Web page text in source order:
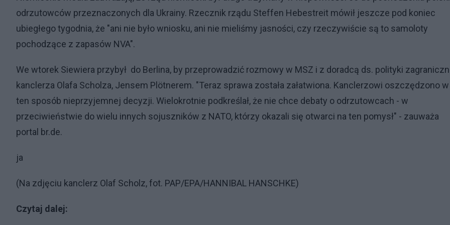
odrzutowców przeznaczonych dla Ukrainy. Rzecznik rządu Steffen Hebestreit mówił jeszcze pod koniec
ubiegłego tygodnia, że "ani nie było wniosku, ani nie mieliśmy jasności, czy rzeczywiście są to samoloty
pochodzące z zapasów NVA".
We wtorek Siewiera przybył do Berlina, by przeprowadzić rozmowy w MSZ i z doradcą ds. polityki
kanclerza Olafa Scholza, Jensem Plötnerem. "Teraz sprawa została załatwiona. Kanclerzowi oszczędzono w
ten sposób nieprzyjemnej decyzji. Wielokrotnie podkreślał, że nie chce debaty o odrzutowcach - w
przeciwieństwie do wielu innych sojuszników z NATO, którzy okazali się otwarci na ten pomysł" - zauważa
portal br.de.
ja
(Na zdjęciu kanclerz Olaf Scholz, fot. PAP/EPA/HANNIBAL HANSCHKE)
Czytaj dalej: